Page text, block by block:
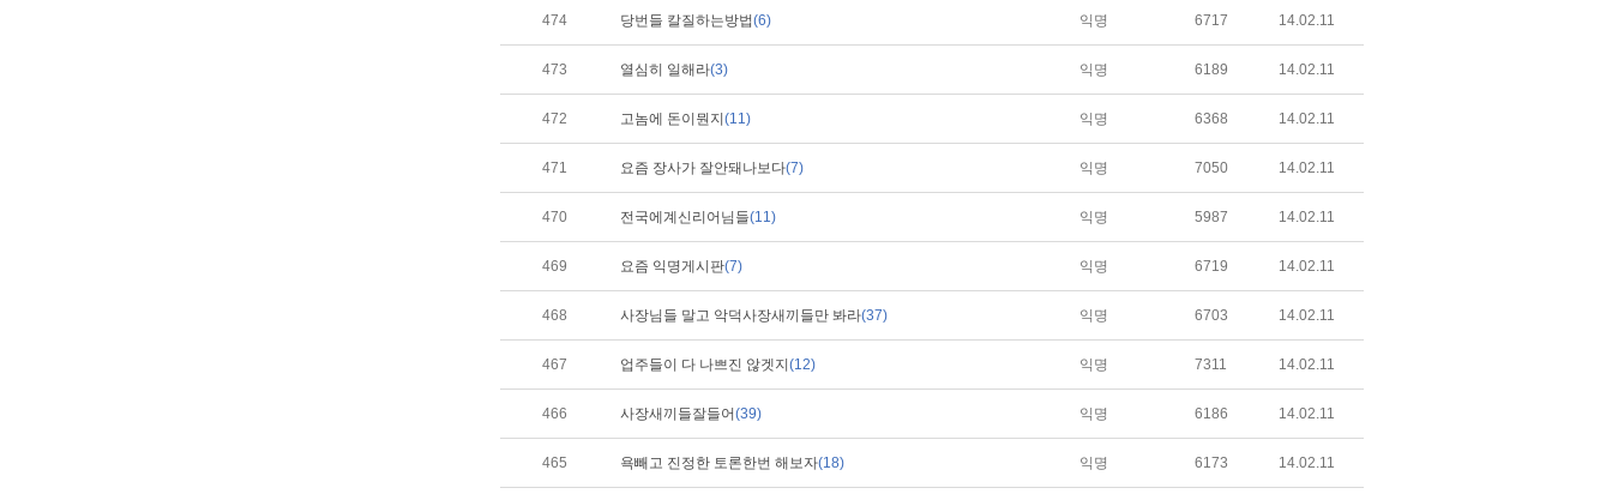
474 당번들 칼질하는방법(6) 익명 6717 14.02.11
473 열심히 일해라(3) 익명 6189 14.02.11
472 고놈에 돈이뭔지 (11) 익명 6368 14.02.11
471 요즘 장사가 잘안돼나보다(7) 익명 7050 14.02.11
470 전국에계신리어님들(11) 익명 5987 14.02.11
469 요즘 익명게시판(7) 익명 6719 14.02.11
468 사장님들 말고 악덕사장새끼들만 봐라(37) 익명 6703 14.02.11
467 업주들이 다 나쁘진 않겟지 (12) 익명 7311 14.02.11
466 사장새끼들잘들어(39) 익명 6186 14.02.11
465 욕빼고 진정한 토론한번 해보자(18) 익명 6173 14.02.11